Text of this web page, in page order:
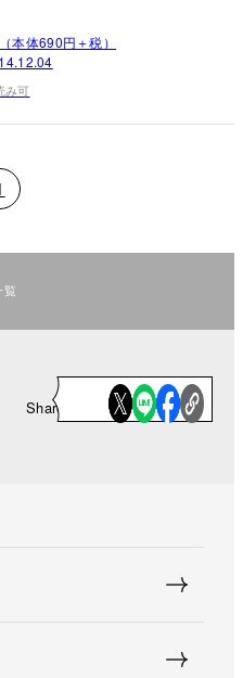
本体690円＋税）
み可
覧
Share